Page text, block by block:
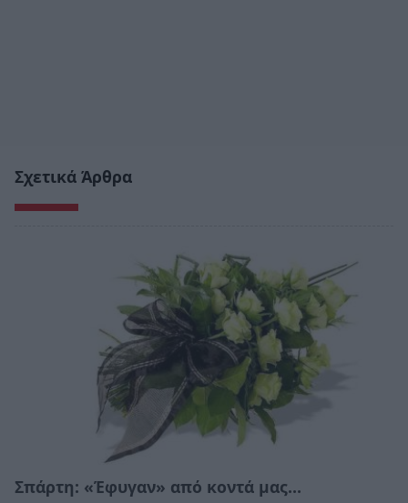
Σχετικά Άρθρα
Σπάρτη: «Έφυγαν» από κοντά μας…